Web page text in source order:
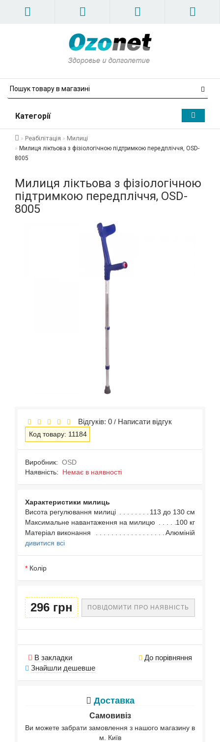
Категорії
Реабілітація Милиці
Милиця ліктьова з фізіологічною підтримкою передпліччя, OSD-
8005
Милиця ліктьова з фізіологічною
підтримкою передпліччя, OSD-
8005
Відгуків: 0 / Написати відгук
Код товару: 11184
Виробник: OSD
Наявність: Немає в наявності
Характеристики милиць
Висота регулювання милиці
113 до 130 см
Максимальне навантаження на милицю
100 кг
Матеріал виконання
Алюміній
дивитися всі
Колір
296 грн ПОВІДОМИТИ ПРО НАЯВНІСТЬ
В закладки
До порівняння
Знайшли дешевше
Доставка
Самовивіз
Ви можете забрати замовлення з нашого магазину в
м. Київ